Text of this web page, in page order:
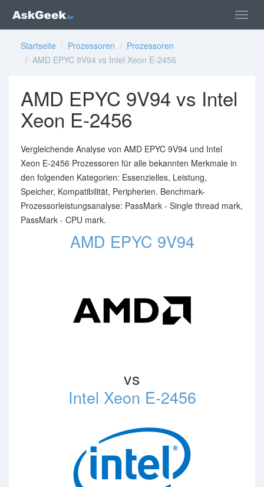
Startseite / Prozessoren / Prozessoren
/ AMD EPYC 9V94 vs Intel Xeon E-2456
AMD EPYC 9V94 vs Intel
Xeon E-2456
Vergleichende Analyse von AMD EPYC 9V94 und Intel
Xeon E-2456 Prozessoren für alle bekannten Merkmale in
den folgenden Kategorien: Essenzielles, Leistung,
Speicher, Kompatibilität, Peripherien. Benchmark-
Prozessorleistungsanalyse: PassMark - Single thread mark,
PassMark - CPU mark.
AMD EPYC 9V94
vs
Intel Xeon E-2456